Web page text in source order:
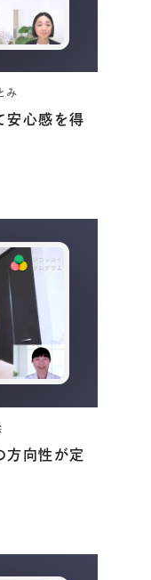
み
安心感を得
方向性が定